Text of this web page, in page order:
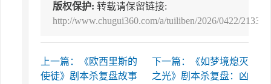
版权保护: 转载请保留链接:
http://www.chugui360.com/a/tuiliben/2026/0422/
上一篇：《欧西里斯的
使徒》剧本杀复盘故事
下一篇：《如梦境熄灭
之光》剧本杀复盘：凶